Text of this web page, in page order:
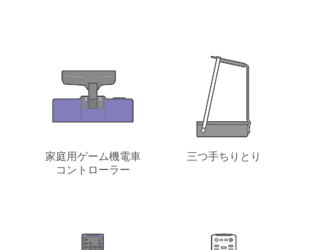
家庭用ゲーム機電車
コントローラー
三つ手ちりとり